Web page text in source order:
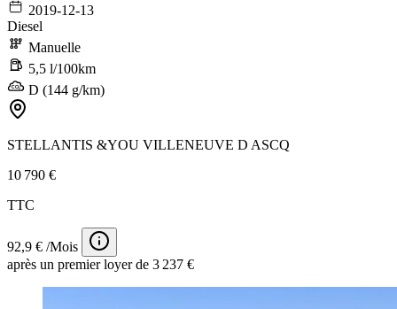
2019-12-13
Diesel
Manuelle
5,5 l/100km
D (144 g/km)
STELLANTIS &YOU VILLENEUVE D ASCQ
10 790 €
TTC
92,9 € /Mois
après un premier loyer de 3 237 €